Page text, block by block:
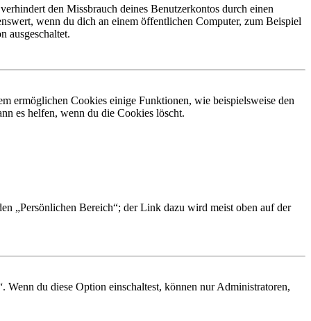
den Missbrauch deines Benutzerkontos durch einen
wenn du dich an einem öffentlichen Computer, zum Beispiel
ausgeschaltet.
ermöglichen Cookies einige Funktionen, wie beispielsweise den
es helfen, wenn du die Cookies löscht.
„Persönlichen Bereich“; der Link dazu wird meist oben auf der
du diese Option einschaltest, können nur Administratoren,